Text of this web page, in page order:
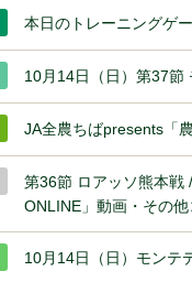
本日のトレーニングゲ
10月14日（日）第37
JA全農ちばpresents「
第36節 ロアッソ熊本戦
ONLINE」動画・その
10月14日（日）モンテ